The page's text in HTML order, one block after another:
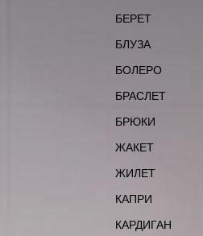
БЕРЕТ
БЛУЗА
БОЛЕРО
БРАСЛЕТ
БРЮКИ
ЖАКЕТ
ЖИЛЕТ
КАПРИ
КАРДИГАН